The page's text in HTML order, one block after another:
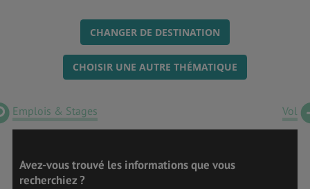
CHANGER DE DESTINATION
CHOISIR UNE AUTRE THÉMATIQUE
Emplois & Stages Vol
Avez-vous trouvé les informations que vous
recherchiez ?